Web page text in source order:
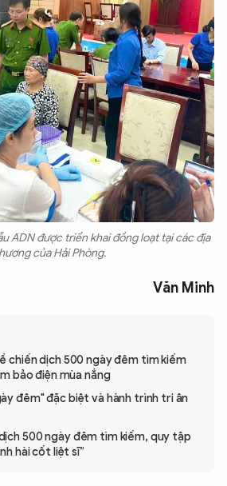
ADN được triển khai đồng loạt tại các địa
của Hải Phòng.
Văn Minh
chiến dịch 500 ngày đêm tìm kiếm
bảo điện mùa nắng
đêm" đặc biệt và hành trình tri ân
500 ngày đêm tìm kiếm, quy tập
hài cốt liệt sĩ”